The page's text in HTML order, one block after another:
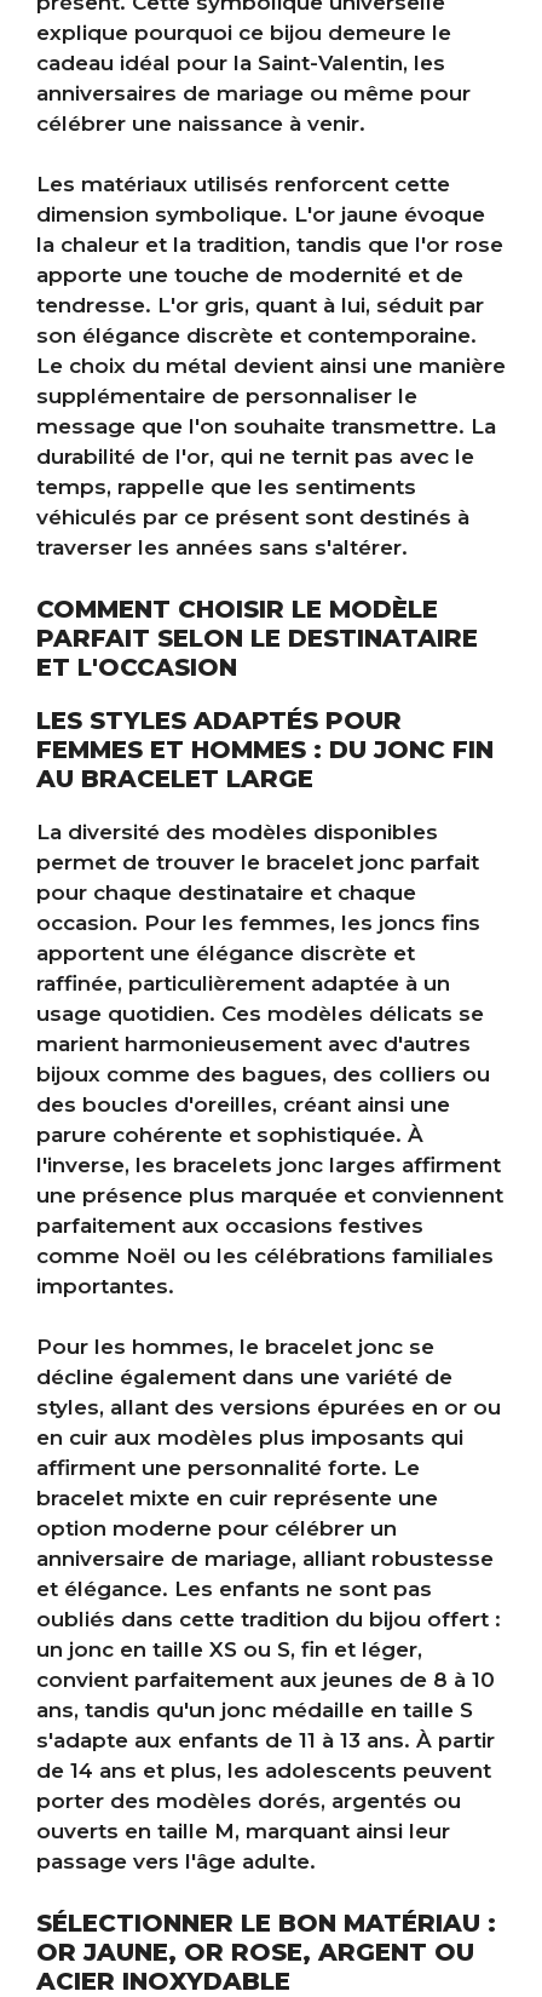
explique pourquoi ce bijou demeure le
cadeau idéal pour la Saint-Valentin, les
anniversaires de mariage ou même pour
célébrer une naissance à venir.
Les matériaux utilisés renforcent cette
dimension symbolique. L'or jaune évoque
la chaleur et la tradition, tandis que l'or rose
apporte une touche de modernité et de
tendresse. L'or gris, quant à lui, séduit par
son élégance discrète et contemporaine.
Le choix du métal devient ainsi une manière
supplémentaire de personnaliser le
message que l'on souhaite transmettre. La
durabilité de l'or, qui ne ternit pas avec le
temps, rappelle que les sentiments
véhiculés par ce présent sont destinés à
traverser les années sans s'altérer.
COMMENT CHOISIR LE MODÈLE
PARFAIT SELON LE DESTINATAIRE
ET L'OCCASION
LES STYLES ADAPTÉS POUR
FEMMES ET HOMMES : DU JONC FIN
AU BRACELET LARGE
La diversité des modèles disponibles
permet de trouver le bracelet jonc parfait
pour chaque destinataire et chaque
occasion. Pour les femmes, les joncs fins
apportent une élégance discrète et
raffinée, particulièrement adaptée à un
usage quotidien. Ces modèles délicats se
marient harmonieusement avec d'autres
bijoux comme des bagues, des colliers ou
des boucles d'oreilles, créant ainsi une
parure cohérente et sophistiquée. À
l'inverse, les bracelets jonc larges affirment
une présence plus marquée et conviennent
parfaitement aux occasions festives
comme Noël ou les célébrations familiales
importantes.
Pour les hommes, le bracelet jonc se
décline également dans une variété de
styles, allant des versions épurées en or ou
en cuir aux modèles plus imposants qui
affirment une personnalité forte. Le
bracelet mixte en cuir représente une
option moderne pour célébrer un
anniversaire de mariage, alliant robustesse
et élégance. Les enfants ne sont pas
oubliés dans cette tradition du bijou offert :
un jonc en taille XS ou S, fin et léger,
convient parfaitement aux jeunes de 8 à 10
ans, tandis qu'un jonc médaille en taille S
s'adapte aux enfants de 11 à 13 ans. À partir
de 14 ans et plus, les adolescents peuvent
porter des modèles dorés, argentés ou
ouverts en taille M, marquant ainsi leur
passage vers l'âge adulte.
SÉLECTIONNER LE BON MATÉRIAU :
OR JAUNE, OR ROSE, ARGENT OU
ACIER INOXYDABLE